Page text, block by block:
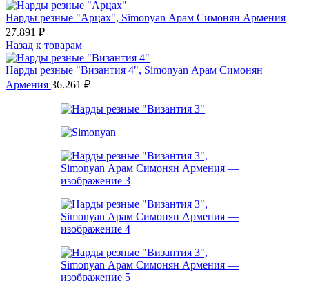
Нарды резные "Арцах", Simonyan Арам Симонян Армения
27.891 ₽
Назад к товарам
Нарды резные "Византия 4", Simonyan Арам Симонян
Армения 36.261 ₽